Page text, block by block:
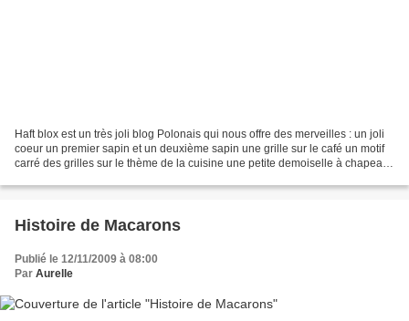
Haft blox est un très joli blog Polonais qui nous offre des merveilles : un joli
coeur un premier sapin et un deuxième sapin une grille sur le café un motif
carré des grilles sur le thème de la cuisine une petite demoiselle à chapeau
Histoire de Macarons
Publié le 12/11/2009 à 08:00
Par Aurelle